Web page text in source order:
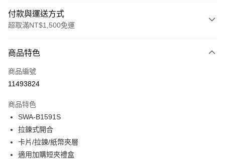
付款與運送方式
超取滿NT$1,500免運
信用卡一次付款
超商取貨付款
Apple Pay
街口支付
悠遊付
商品特色
商品編號
11493824
商品特色
SWA-B1591S
拉鍊式開合
卡片/拉鍊/紙幣夾層
適用加購短夾禮盒